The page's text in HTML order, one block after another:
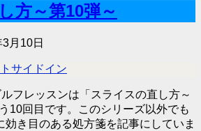
方～第10弾～
月10日
サイドイン
フレッスンは「スライスの直し方～
10回目です。このシリーズ以外でも
効き目のある処方箋を記事にしていま